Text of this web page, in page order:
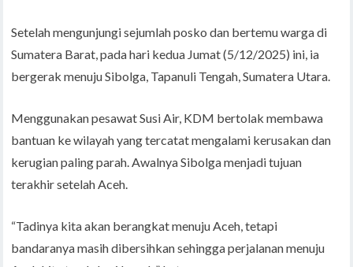
Setelah mengunjungi sejumlah posko dan bertemu warga di
Sumatera Barat, pada hari kedua Jumat (5/12/2025) ini, ia
bergerak menuju Sibolga, Tapanuli Tengah, Sumatera Utara.
Menggunakan pesawat Susi Air, KDM bertolak membawa
bantuan ke wilayah yang tercatat mengalami kerusakan dan
kerugian paling parah. Awalnya Sibolga menjadi tujuan
terakhir setelah Aceh.
“Tadinya kita akan berangkat menuju Aceh, tetapi
bandaranya masih dibersihkan sehingga perjalanan menuju